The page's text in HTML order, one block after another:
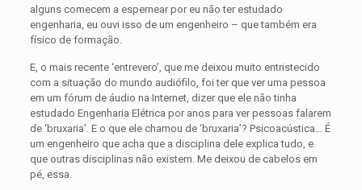
alguns comecem a espernear por eu não ter estudado
engenharia, eu ouvi isso de um engenheiro – que também era
físico de formação.
E, o mais recente ‘entrevero’, que me deixou muito entristecido
com a situação do mundo audiófilo, foi ter que ver uma pessoa
em um fórum de áudio na Internet, dizer que ele não tinha
estudado Engenharia Elétrica por anos para ver pessoas falarem
de ‘bruxaria’. E o que ele chamou de ‘bruxaria’? Psicoacústica… É
um engenheiro que acha que a disciplina dele explica tudo, e
que outras disciplinas não existem. Me deixou de cabelos em
pé, essa.